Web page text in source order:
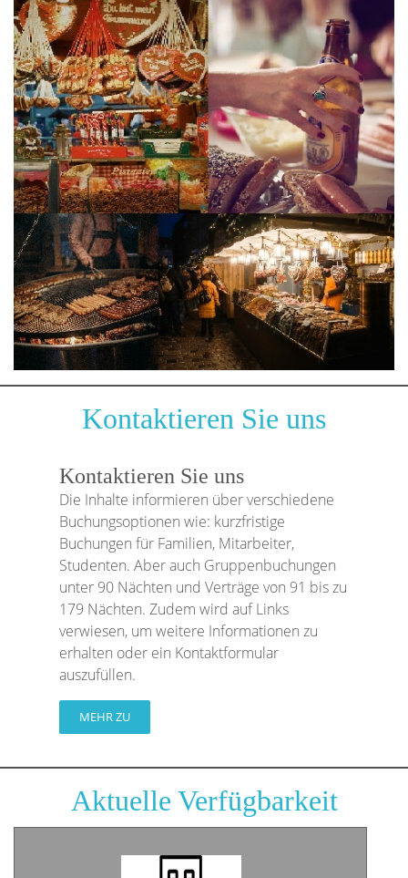
Kontaktieren Sie uns
Kontaktieren Sie uns
Die Inhalte informieren über verschiedene
Buchungsoptionen wie: kurzfristige
Buchungen für Familien, Mitarbeiter,
Studenten. Aber auch Gruppenbuchungen
unter 90 Nächten und Verträge von 91 bis zu
179 Nächten. Zudem wird auf Links
verwiesen, um weitere Informationen zu
erhalten oder ein Kontaktformular
auszufüllen.
MEHR ZU
Aktuelle Verfügbarkeit